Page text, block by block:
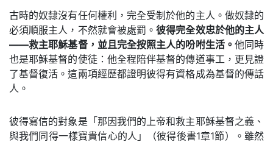
古時的奴隸沒有任何權利，完全受制於他的主人。做奴隸的
必須順服主人，不然就會被處罰。彼得完全效忠於他的主人
——救主耶穌基督，並且完全按照主人的吩咐生活。 他同時
也是耶穌基督的使徒：他全程陪伴基督的傳道事工，更見證
了基督復活。這兩項經歷都證明彼得有資格成為基督的傳話
人。
彼得寫信的對象是「那因我們的上帝和救主耶穌基督之義、
與我們同得一樣寶貴信心的人」（彼得後書1章1節）。雖然